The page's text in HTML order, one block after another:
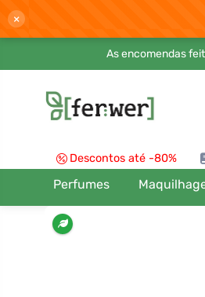
×
As encomendas
Descontos até -80%
Perfumes